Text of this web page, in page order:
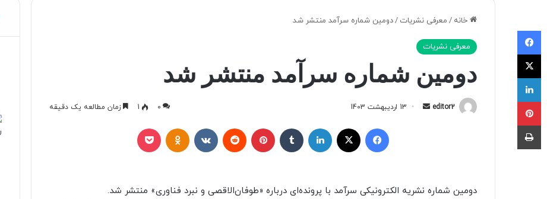
خانه / معرفی نشریات /دومین شماره سرآمد منتشر شد
معرفی نشریات
دومین شماره سرآمد منتشر شد
editor2
ه
13 اردیبهشت 1403 0
1 زمان مطالعه یک دقیقه
دومین شماره نشریه الکترونیکی سرآمد با پرونده‌ای درباره «طوفان‌الاقصی و نبرد فناوری» منتشر شد.